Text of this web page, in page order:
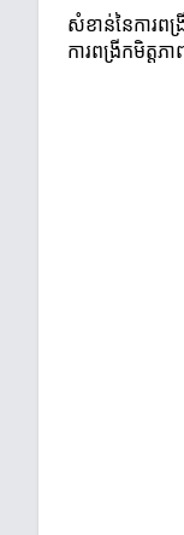
សំខាន់នៃការពង្
ការពង្រីកមិត្តភ